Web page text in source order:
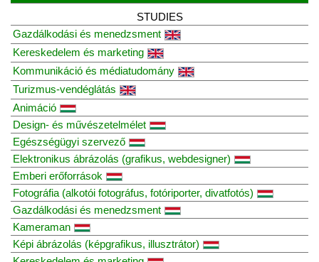
STUDIES
Gazdálkodási és menedzsment
Kereskedelem és marketing
Kommunikáció és médiatudomány
Turizmus-vendéglátás
Animáció
Design- és művészetelmélet
Egészségügyi szervező
Elektronikus ábrázolás (grafikus, webdesigner)
Emberi erőforrások
Fotográfia (alkotói fotográfus, fotóriporter, divatfotós)
Gazdálkodási és menedzsment
Kameraman
Képi ábrázolás (képgrafikus, illusztrátor)